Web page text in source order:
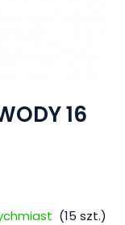
16
(15 szt.)